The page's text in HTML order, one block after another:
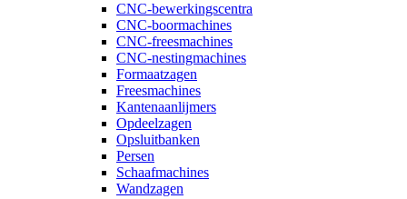
CNC-bewerkingscentra
CNC-boormachines
CNC-freesmachines
CNC-nestingmachines
Formaatzagen
Freesmachines
Kantenaanlijmers
Opdeelzagen
Opsluitbanken
Persen
Schaafmachines
Wandzagen